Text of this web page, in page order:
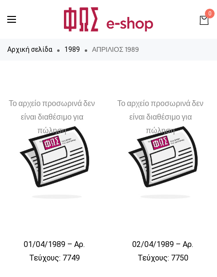
0
Αρχική σελίδα 1989 ΑΠΡΙΛΙΟΣ 1989
Το αρχείο προσωρινά δεν
είναι διαθέσιμο για
πώληση
01/04/1989 – Αρ.
Τεύχους: 7749
Το αρχείο προσωρινά δεν
είναι διαθέσιμο για
πώληση
02/04/1989 – Αρ.
Τεύχους: 7750